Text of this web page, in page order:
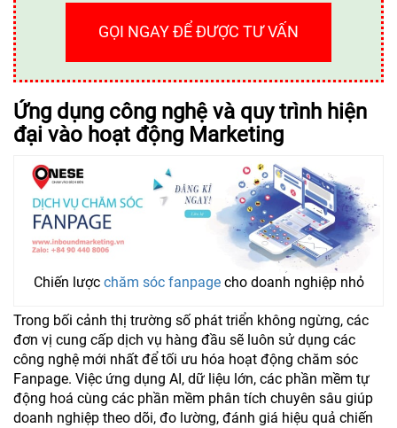
GỌI NGAY ĐỂ ĐƯỢC TƯ VẤN
Ứng dụng công nghệ và quy trình hiện
đại vào hoạt động Marketing
Chiến lược chăm sóc fanpagecho doanh nghiệp nhỏ
Trong bối cảnh thị trường số phát triển không ngừng, các
đơn vị cung cấp dịch vụ hàng đầu sẽ luôn sử dụng các
công nghệ mới nhất để tối ưu hóa hoạt động chăm sóc
Fanpage. Việc ứng dụng AI, dữ liệu lớn, các phần mềm tự
động hoá cùng các phần mềm phân tích chuyên sâu giúp
doanh nghiệp theo dõi, đo lường, đánh giá hiệu quả chiến